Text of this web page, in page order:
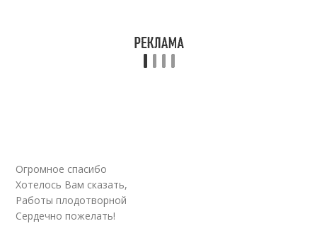
Огромное спасибо
Хотелось Вам сказать,
Работы плодотворной
Сердечно пожелать!